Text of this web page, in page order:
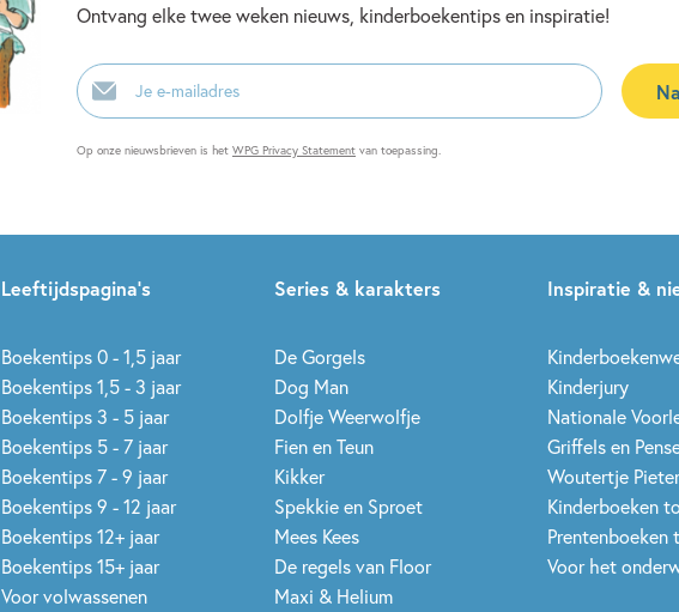
Ontvang elke twee weken nieuws, kinderboekentips en inspiratie!
E-
mailadres
Op onze nieuwsbrieven is het WPG Privacy Statement van toepassing.
Leeftijdspagina’s
Boekentips 0 - 1,5 jaar
Boekentips 1,5 - 3 jaar
Boekentips 3 - 5 jaar
Boekentips 5 - 7 jaar
Boekentips 7 - 9 jaar
Boekentips 9 - 12 jaar
Boekentips 12+ jaar
Boekentips 15+ jaar
Voor volwassenen
Series & karakters
De Gorgels
Dog Man
Dolfje Weerwolfje
Fien en Teun
Kikker
Spekkie en Sproet
Mees Kees
De regels van Floor
Maxi & Helium
Inspiratie &
Kinderjury
Nationale
Griffels en
Woutertje
Kinderboeken
Prentenboeken
Voor het